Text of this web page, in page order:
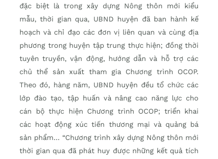
đặc biệt là trong xây dựng Nông thôn mới kiểu
mẫu, thời gian qua, UBND huyện đã ban hành kế
hoạch và chỉ đạo các đơn vị liên quan và cùng địa
phương trong huyện tập trung thực hiện; đồng thời
tuyên truyền, vận động, hướng dẫn và hỗ trợ các
chủ thể sản xuất tham gia Chương trình OCOP.
Theo đó, hàng năm, UBND huyện đều tổ chức các
lớp đào tạo, tập huấn và nâng cao năng lực cho
cán bộ thực hiện Chương trình OCOP; triển khai
các hoạt động xúc tiến thương mại và quảng bá
sản phẩm… “Chương trình xây dựng Nông thôn mới
thời gian qua đã phát huy được những kết quả tích